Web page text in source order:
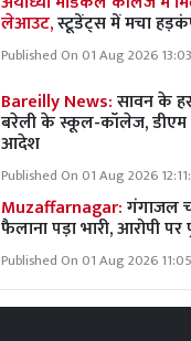
लेआउट,स्टूडेंट्स में मचा
Published On 01 Aug 2026
Bareilly News:सावन के
बरेली के स्कूल-कॉलेज, डीएम
आदेश
Published On 01 Aug 2026
Muzaffarnagar:गंगाजल
फैलाना पड़ा भारी, आरोपी
Published On 01 Aug 2026